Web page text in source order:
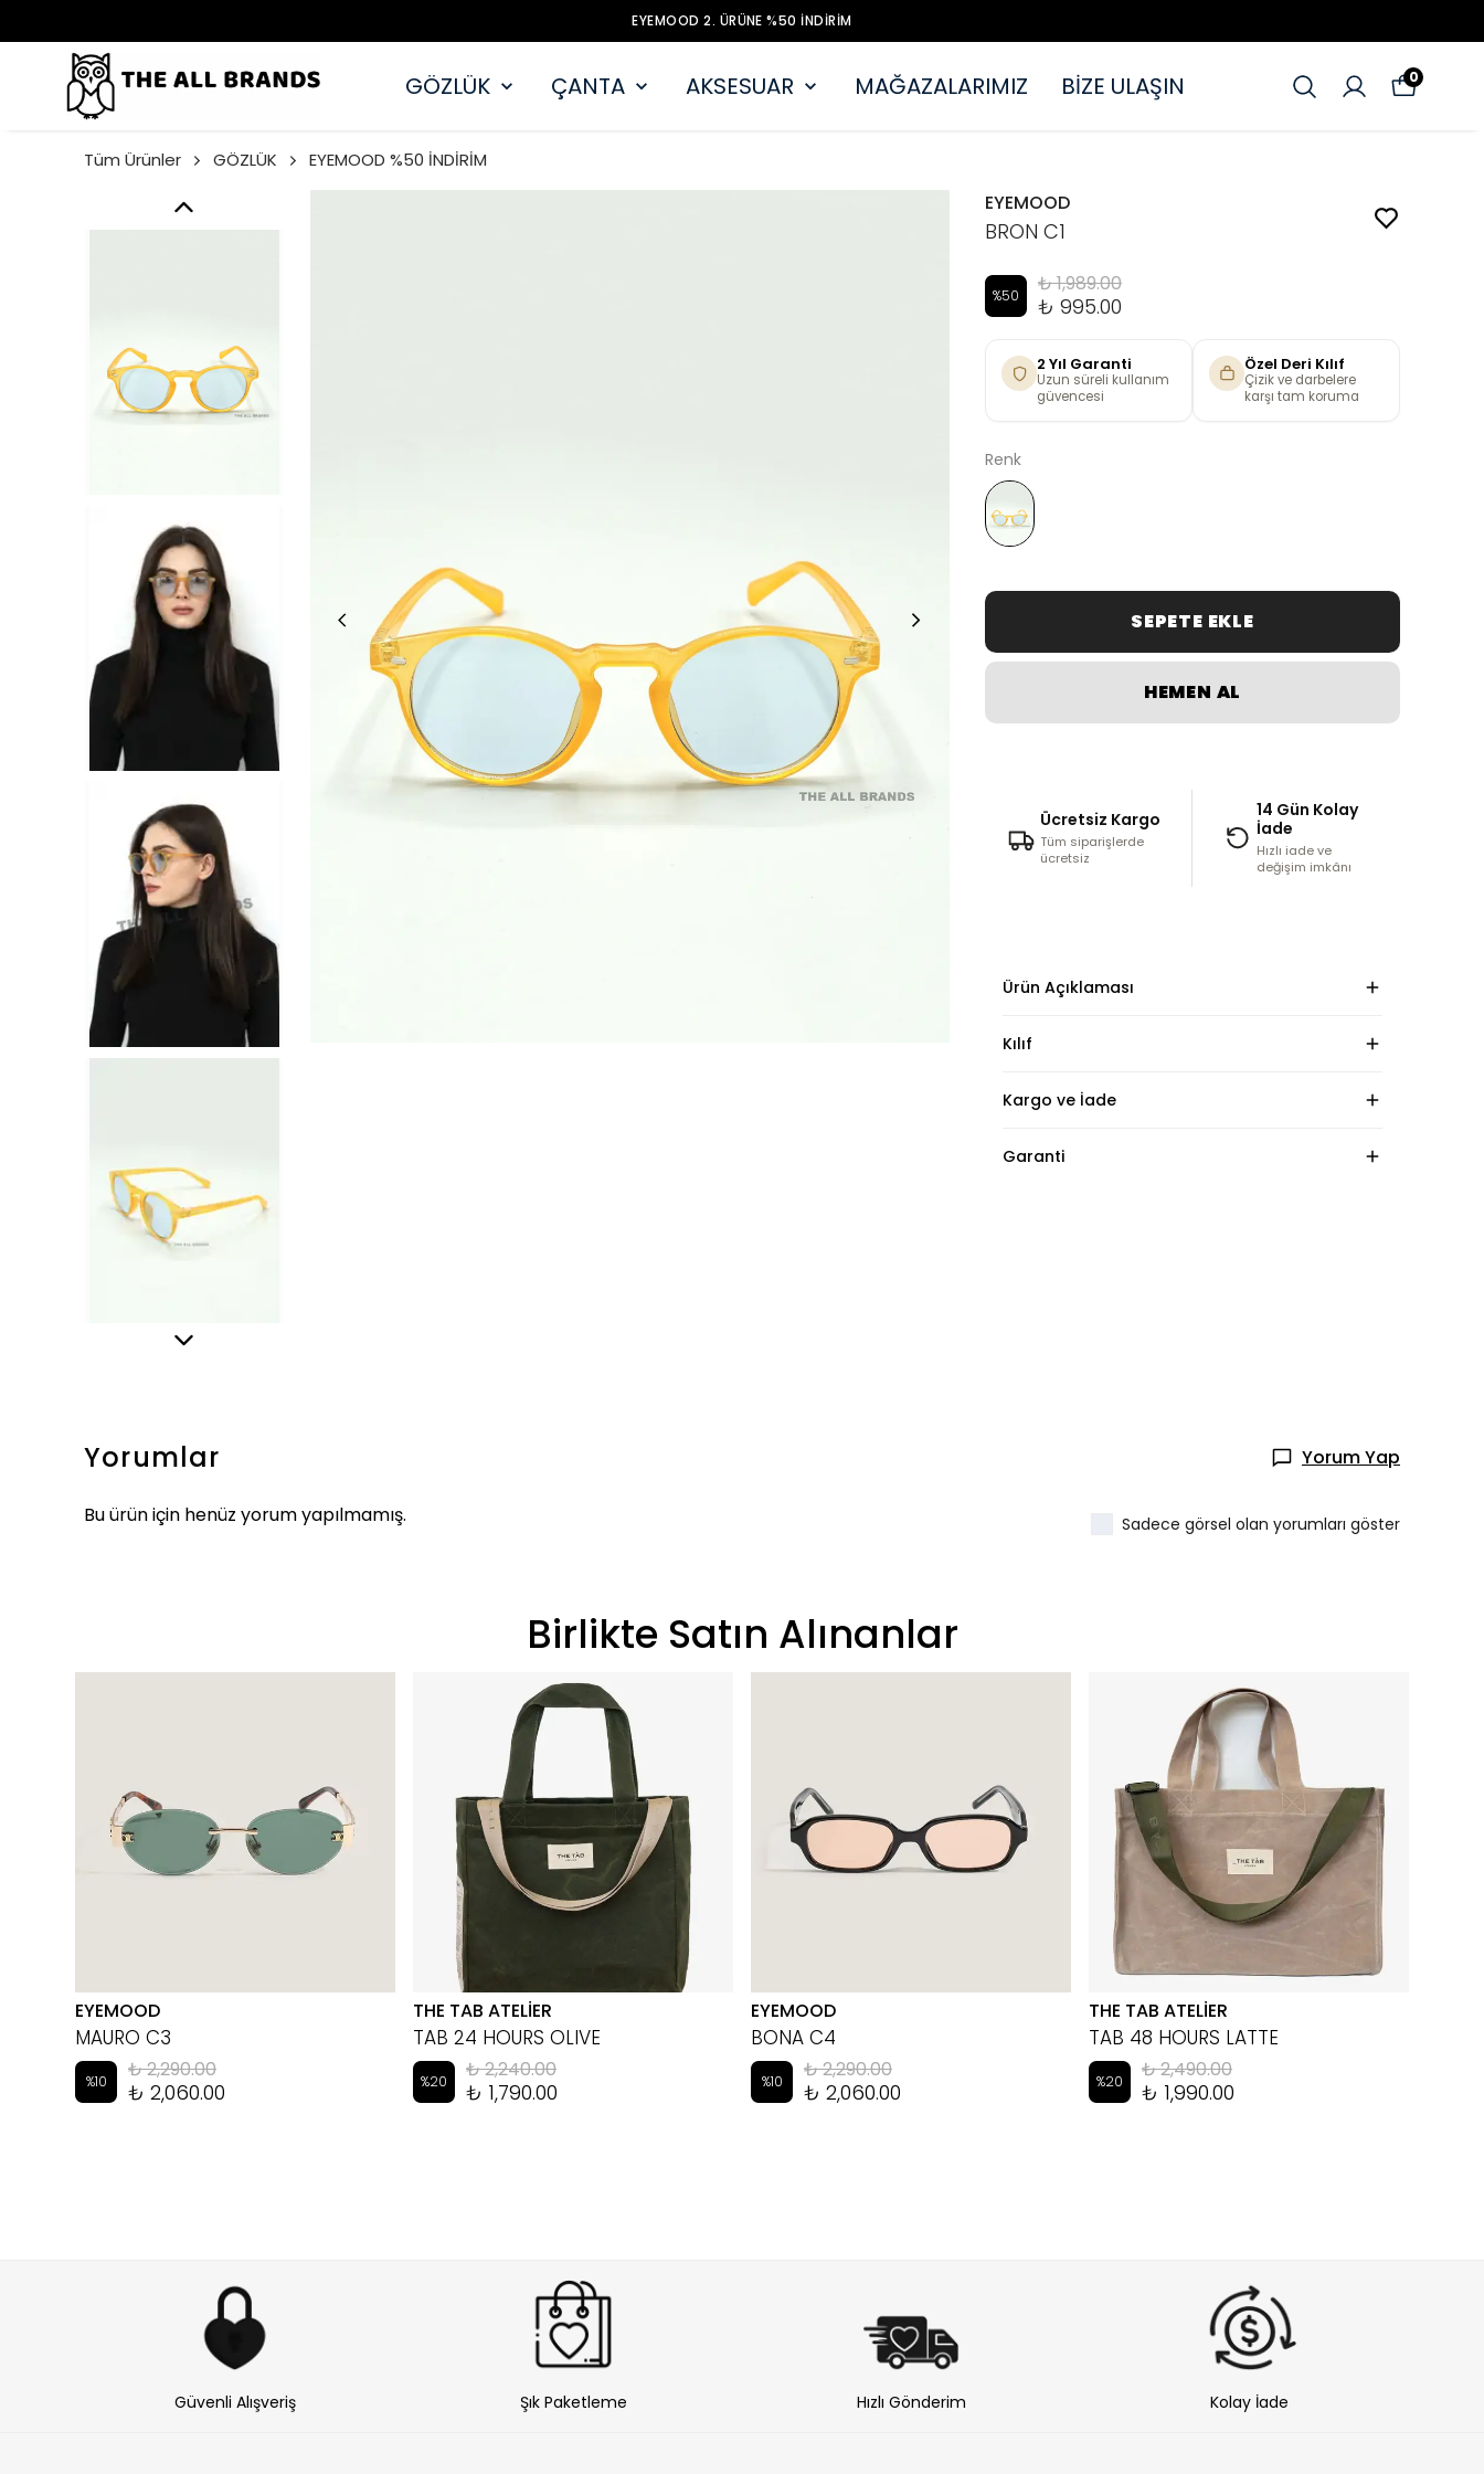
EYEMOOD 2. ÜRÜNE %50 İNDİRİM
GÖZLÜK ÇANTA AKSESUAR MAĞAZALARIMIZ BİZE ULAŞIN 0
Tüm Ürünler GÖZLÜK EYEMOOD %50 İNDİRİM
EYEMOOD
BRON C1
%50 ₺ 1,989.00
₺ 995.00
2 Yıl Garanti
Uzun süreli kullanım
güvencesi
Özel Deri Kılıf
Çizik ve darbelere
karşı tam koruma
Renk
SEPETE EKLE
HEMEN AL
Ücretsiz Kargo
Tüm siparişlerde
ücretsiz
14 Gün Kolay
İade
Hızlı iade ve
değişim imkânı
Ürün Açıklaması
Kılıf
Kargo ve İade
Garanti
Yorumlar Yorum Yap
Bu ürün için henüz yorum yapılmamış. Sadece görsel olan yorumları göster
Birlikte Satın Alınanlar
EYEMOOD
MAURO C3
%10 ₺ 2,290.00
₺ 2,060.00
THE TAB ATELİER
TAB 24 HOURS OLIVE
%20 ₺ 2,240.00
₺ 1,790.00
EYEMOOD
BONA C4
%10 ₺ 2,290.00
₺ 2,060.00
THE TAB ATELİER
TAB 48 HOURS LATTE
%20 ₺ 2,490.00
₺ 1,990.00
Güvenli Alışveriş Şık Paketleme Hızlı Gönderim Kolay İade